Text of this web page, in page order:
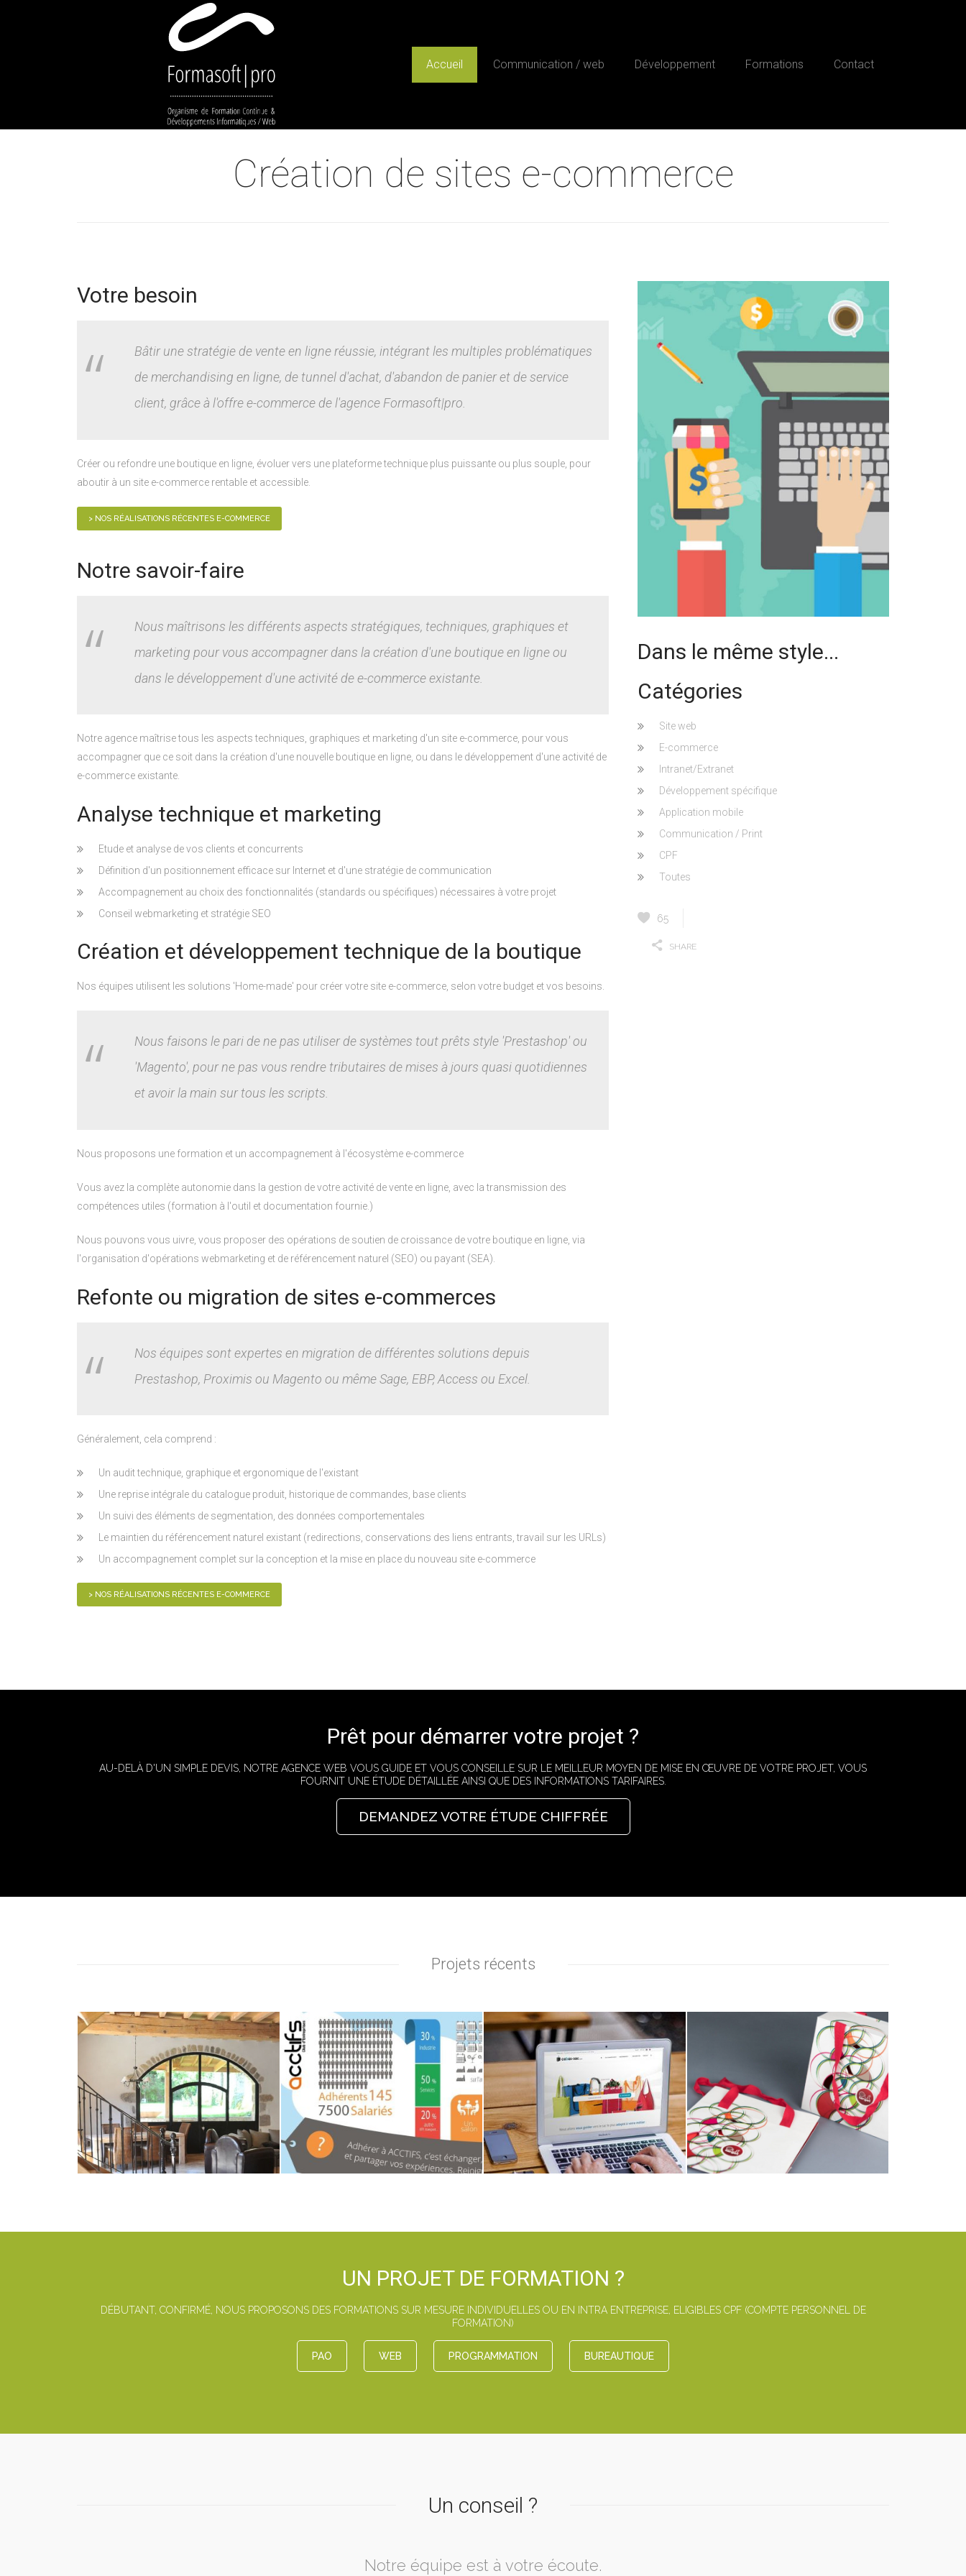
Accueil Communication / web Développement Formations Contact
Création de sites e-commerce
Votre besoin
Bâtir une stratégie de vente en ligne réussie, intégrant les multiples problématiques
de merchandising en ligne, de tunnel d'achat, d'abandon de panier et de service
client, grâce à l'offre e-commerce de l'agence Formasoft|pro.
Créer ou refondre une boutique en ligne, évoluer vers une plateforme technique plus puissante ou plus souple, pour
aboutir à un site e-commerce rentable et accessible.
> NOS RÉALISATIONS RÉCENTES E-COMMERCE
Notre savoir-faire
Nous maîtrisons les différents aspects stratégiques, techniques, graphiques et
marketing pour vous accompagner dans la création d'une boutique en ligne ou
dans le développement d'une activité de e-commerce existante.
Notre agence maîtrise tous les aspects techniques, graphiques et marketing d'un site e-commerce, pour vous
accompagner que ce soit dans la création d'une nouvelle boutique en ligne, ou dans le développement d'une activité de
e-commerce existante.
Analyse technique et marketing
Etude et analyse de vos clients et concurrents
Définition d'un positionnement efficace sur Internet et d'une stratégie de communication
Accompagnement au choix des fonctionnalités (standards ou spécifiques) nécessaires à votre projet
Conseil webmarketing et stratégie SEO
Création et développement technique de la boutique
Nos équipes utilisent les solutions 'Home-made' pour créer votre site e-commerce, selon votre budget et vos besoins.
Nous faisons le pari de ne pas utiliser de systèmes tout prêts style 'Prestashop' ou
'Magento', pour ne pas vous rendre tributaires de mises à jours quasi quotidiennes
et avoir la main sur tous les scripts.
Nous proposons une formation et un accompagnement à l'écosystème e-commerce
Vous avez la complète autonomie dans la gestion de votre activité de vente en ligne, avec la transmission des
compétences utiles (formation à l'outil et documentation fournie.)
Nous pouvons vous uivre, vous proposer des opérations de soutien de croissance de votre boutique en ligne, via
l'organisation d'opérations webmarketing et de référencement naturel (SEO) ou payant (SEA).
Refonte ou migration de sites e-commerces
Nos équipes sont expertes en migration de différentes solutions depuis
Prestashop, Proximis ou Magento ou même Sage, EBP, Access ou Excel.
Généralement, cela comprend :
Un audit technique, graphique et ergonomique de l'existant
Une reprise intégrale du catalogue produit, historique de commandes, base clients
Un suivi des éléments de segmentation, des données comportementales
Le maintien du référencement naturel existant (redirections, conservations des liens entrants, travail sur les URLs)
Un accompagnement complet sur la conception et la mise en place du nouveau site e-commerce
> NOS RÉALISATIONS RÉCENTES E-COMMERCE
Dans le même style...
Catégories
Site web
E-commerce
Intranet/Extranet
Développement spécifique
Application mobile
Communication / Print
CPF
Toutes
65
SHARE
Prêt pour démarrer votre projet ?
AU-DELÀ D'UN SIMPLE DEVIS, NOTRE AGENCE WEB VOUS GUIDE ET VOUS CONSEILLE SUR LE MEILLEUR MOYEN DE MISE EN ŒUVRE DE VOTRE PROJET, VOUS
FOURNIT UNE ÉTUDE DÉTAILLÉE AINSI QUE DES INFORMATIONS TARIFAIRES.
DEMANDEZ VOTRE ÉTUDE CHIFFRÉE
Projets récents
UN PROJET DE FORMATION ?
DÉBUTANT, CONFIRMÉ, NOUS PROPOSONS DES FORMATIONS SUR MESURE INDIVIDUELLES OU EN INTRA ENTREPRISE, ELIGIBLES CPF (COMPTE PERSONNEL DE
FORMATION)
PAO WEB PROGRAMMATION BUREAUTIQUE
Un conseil ?
Notre équipe est à votre écoute.